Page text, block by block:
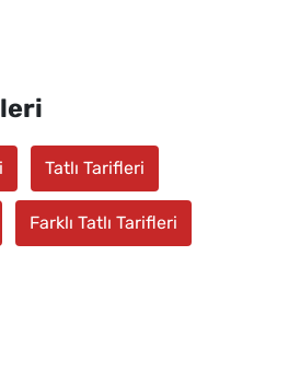
Tatlı Tarifleri
Farklı Tatlı Tarifleri